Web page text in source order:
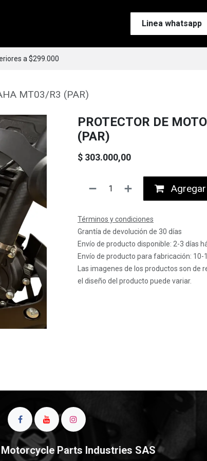
EsencialesLinea whatsapp
a $299.000
MT03/R3 (PAR)
PROTECTOR DE
(PAR)
$ 303.000,00
Términos y condiciones
Grantía de devolución de 30 días
Envío de producto disponible: 2-3 días
Envío de producto para fabricación: 10-
Las imagenes de los productos son de
el diseño del producto puede variar.
Motorcycle Parts Industries SAS